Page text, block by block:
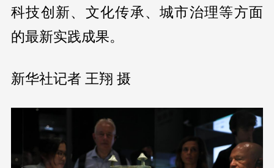
科技创新、文化传承、城市治理等方面
的最新实践成果。
新华社记者 王翔 摄